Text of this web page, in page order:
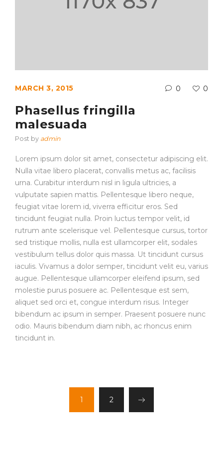
MARCH 3, 2015 0 0
Phasellus fringilla
malesuada
Post by admin
Lorem ipsum dolor sit amet, consectetur adipiscing elit.
Nulla vitae libero placerat, convallis metus ac, facilisis
urna. Curabitur interdum nisl in ligula ultricies, a
vulputate sapien mattis. Pellentesque libero neque,
feugiat vitae lorem id, viverra efficitur eros. Sed
tincidunt feugiat nulla. Proin luctus tempor velit, id
rutrum ante scelerisque vel. Pellentesque cursus, tortor
sed tristique mollis, nulla est ullamcorper elit, sodales
vestibulum tellus dolor quis massa. Ut tincidunt cursus
iaculis. Vivamus a dolor semper, tincidunt velit eu, varius
augue. Pellentesque ullamcorper eleifend ipsum, sed
molestie purus posuere ac. Pellentesque est sem,
aliquet sed orci et, congue interdum risus. Integer
bibendum ac ipsum in semper. Praesent posuere nunc
odio. Mauris bibendum diam nibh, ac rhoncus enim
tincidunt in.
1 2